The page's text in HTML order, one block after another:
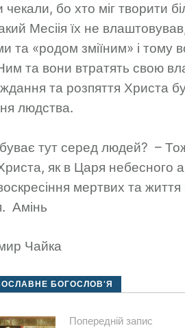
чекали, бо хто міг творити
Месіія їх не
та «родом зміїним» і тому
та вони втратять свою
та розпяття Христа
людства.
тут серед людей? –
Христа, як в Царя небесного
мертвих та
Амінь
Чайка
БОГОСЛОВ’Я
Попередній запис